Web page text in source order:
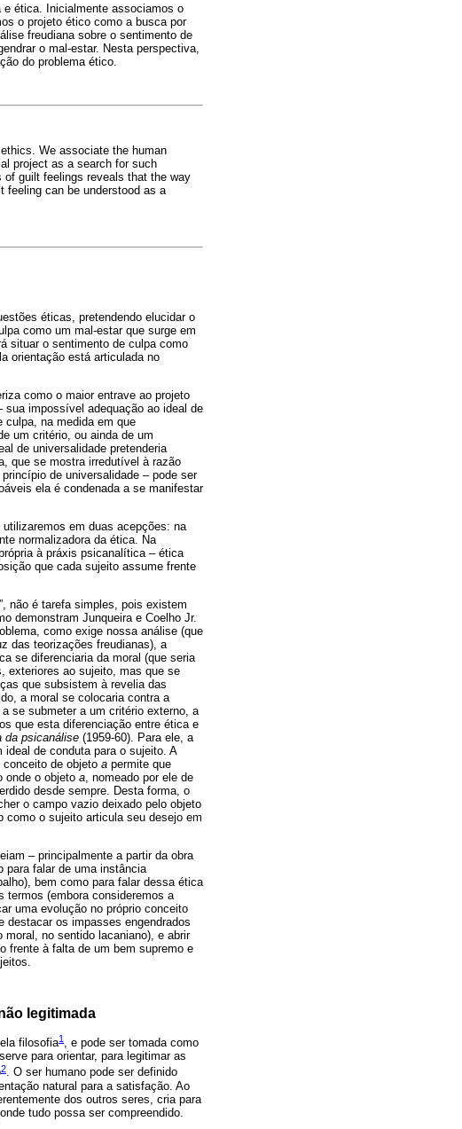
e ética. Inicialmente associamos o
o projeto ético como a busca por
freudiana sobre o sentimento de
o mal-estar. Nesta perspectiva,
do problema ético.
We associate the human
project as a search for such
of guilt feelings reveals that the way
can be understood as a
éticas, pretendendo elucidar o
como um mal-estar que surge em
situar o sentimento de culpa como
orientação está articulada no
como o maior entrave ao projeto
impossível adequação ao ideal de
culpa, na medida em que
um critério, ou ainda de um
de universalidade pretenderia
que se mostra irredutível à razão
de universalidade – pode ser
ela é condenada a se manifestar
em duas acepções: na
normalizadora da ética. Na
à práxis psicanalítica – ética
que cada sujeito assume frente
não é tarefa simples, pois existem
demonstram Junqueira e Coelho Jr.
como exige nossa análise (que
das teorizações freudianas), a
se diferenciaria da moral (que seria
exteriores ao sujeito, mas que se
que subsistem à revelia das
a moral se colocaria contra a
se submeter a um critério externo, a
que esta diferenciação entre ética e
da psicanálise (1959-60). Para ele, a
de conduta para o sujeito. A
de objeto a permite que
onde o objeto a, nomeado por ele de
desde sempre. Desta forma, o
o campo vazio deixado pelo objeto
como o sujeito articula seu desejo em
– principalmente a partir da obra
para falar de uma instância
bem como para falar dessa ética
termos (embora consideremos a
uma evolução no próprio conceito
destacar os impasses engendrados
moral, no sentido lacaniano), e abrir
frente à falta de um bem supremo e
legitimada
filosofia1 , e pode ser tomada como
para orientar, para legitimar as
2. O ser humano pode ser definido
natural para a satisfação. Ao
dos outros seres, cria para
tudo possa ser compreendido.